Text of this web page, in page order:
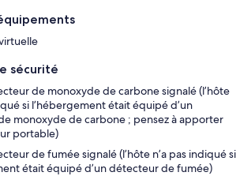
sécurité
de monoxyde de carbone signalé (l’hôte
si l’hébergement était équipé d’un
monoxyde de carbone ; pensez à apporter
portable)
de fumée signalé (l’hôte n’a pas indiqué si
était équipé d’un détecteur de fumée)